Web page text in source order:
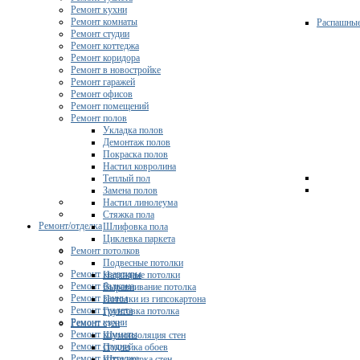
Ремонт/отделка
Ремонт квартиры
Ремонт балкона
Ремонт ванны
Ремонт туалета
Ремонт кухни
Ремонт комнаты
Ремонт студии
Ремонт кухни
Ремонт комнаты
Ремонт студии
Ремонт коттеджа
Ремонт коридора
Ремонт в новостройке
Ремонт гаражей
Ремонт офисов
Ремонт помещений
Ремонт полов
Укладка полов
Демонтаж полов
Покраска полов
Настил ковролина
Теплый пол
Замена полов
Настил линолеума
Стяжка пола
Шлифовка пола
Циклевка паркета
Ремонт потолков
Подвесные потолки
Натяжные потолки
Выравнивание потолка
Потолки из гипсокартона
Грунтовка потолка
Ремонт стен
Шумоизоляция стен
Поклейка обоев